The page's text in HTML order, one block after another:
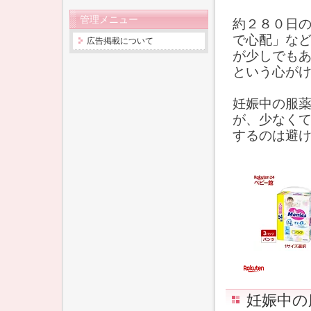
約２８０日
で心配」な
が少しでも
という心が
妊娠中の服
が、少なく
するのは避
妊娠中
管理メニュー
広告掲載について